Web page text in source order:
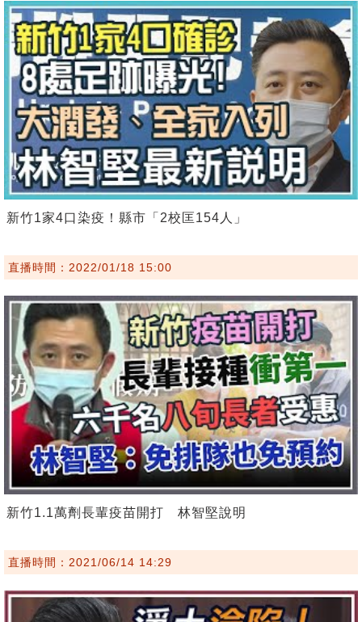
新竹1家4口染疫！縣市「2校匡154人」
直播時間：2022/01/18 15:00
新竹1.1萬劑長輩疫苗開打 林智堅說明
直播時間：2021/06/14 14:29